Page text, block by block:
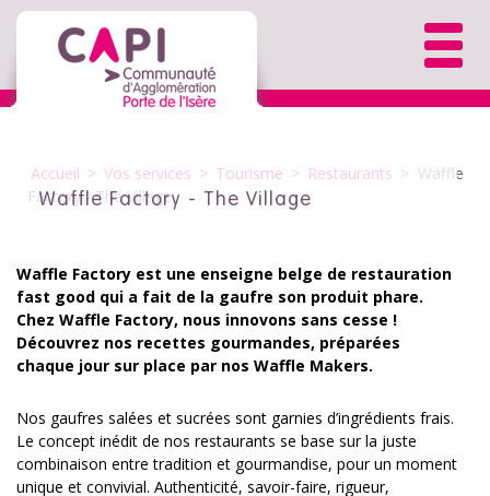
Accueil > Vos services > Tourisme > Restaurants > Waffle
Factory - The Village
Waffle Factory - The Village
Waffle Factory est une enseigne belge de restauration
fast good qui a fait de la gaufre son produit phare.
Chez Waffle Factory, nous innovons sans cesse !
Découvrez nos recettes gourmandes, préparées
chaque jour sur place par nos Waffle Makers.
Nos gaufres salées et sucrées sont garnies d’ingrédients frais.
Le concept inédit de nos restaurants se base sur la juste
combinaison entre tradition et gourmandise, pour un moment
unique et convivial. Authenticité, savoir-faire, rigueur,